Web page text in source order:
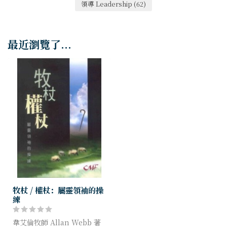
領導 Leadership (62)
最近瀏覽了...
牧杖 / 權杖：屬靈領袖的操
練
韋艾倫牧師 Allan Webb 著